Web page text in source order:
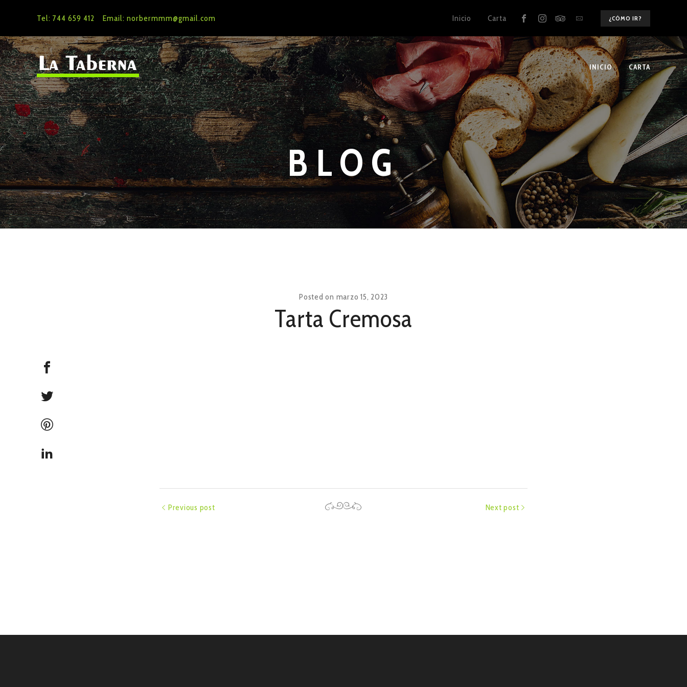
Tel: 744 659 412 Email: norbermmm@gmail.com ¿CÓMO IR?
Inicio Carta
INICIO CARTA
BLOG
Posted on marzo 15, 2023
Tarta Cremosa
Previous post Next post